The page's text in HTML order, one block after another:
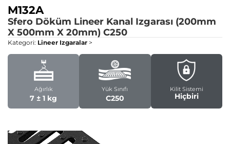
M132A
Sfero Döküm Lineer Kanal Izgarası (200mm
X 500mm X 20mm) C250
Kategori: Lineer Izgaralar >
Ağırlık
7 ± 1 kg
Yük Sınıfı
C250
Kilit Sistemi
Hiçbiri